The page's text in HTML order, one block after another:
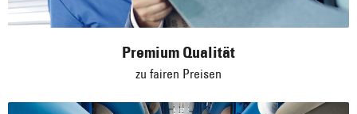
Kurze Lieferzeiten